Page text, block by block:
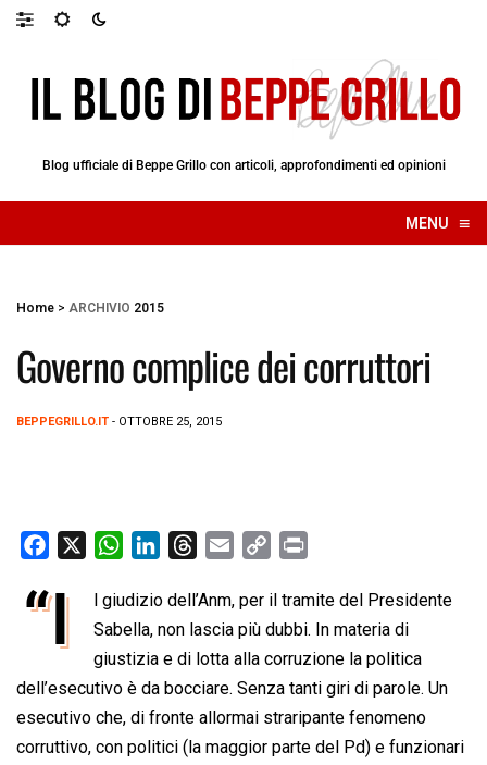
Blog ufficiale di Beppe Grillo con articoli, approfondimenti ed opinioni
MENU ≡
☰
Home > ARCHIVIO 2015
Governo complice dei corruttori
BEPPEGRILLO.IT - OTTOBRE 25, 2015
c
o
o
k
W
a
t
s
A
p
p
n
k
e
d
I
n
r
e
a
d
s
a
l
p
y
L
i
n
k
i
n
t
“I
l giudizio dell’Anm, per il tramite del Presidente
Sabella, non lascia più dubbi. In materia di
giustizia e di lotta alla corruzione la politica
dell’esecutivo è da bocciare. Senza tanti giri di parole. Un
esecutivo che, di fronte allormai straripante fenomeno
corruttivo, con politici (la maggior parte del Pd) e funzionari